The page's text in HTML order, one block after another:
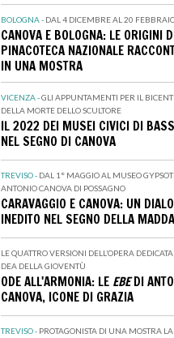
BOLOGNA - DAL 4 DICEMBRE AL 20
CANOVA E BOLOGNA: LE ORIGINI
PINACOTECA NAZIONALE
IN UNA MOSTRA
VICENZA -GLI APPUNTAMENTI PER IL
DELLA MORTE DELLO SCULTORE
IL 2022 DEI MUSEI CIVICI DI
NEL SEGNO DI CANOVA
TREVISO - DAL 1° MAGGIO AL MUSEO
ANTONIO CANOVA DI POSSAGNO
CARAVAGGIO E CANOVA: UN
INEDITO NEL SEGNO DELLA
LE QUATTRO VERSIONI DELL’OPERA
DEA DELLA GIOVENTÙ
ODE ALL'ARMONIA: LE EBEDI
CANOVA, ICONE DI GRAZIA
TREVISO - PROTAGONISTA DI UNA MOSTRA LA